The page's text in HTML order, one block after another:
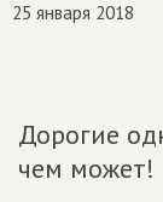
25 января 2018
Дорогие
чем может!